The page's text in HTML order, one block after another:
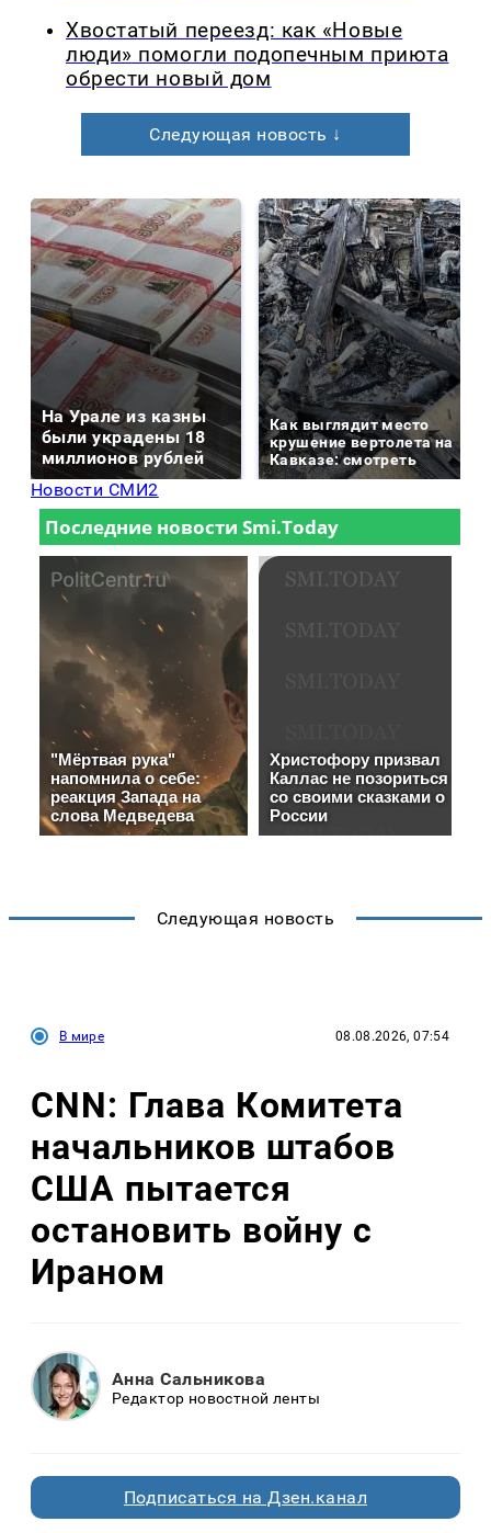
Хвостатый переезд: как «Новые
люди» помогли подопечным приюта
обрести новый дом
Следующая новость ↓
На Урале из казны
были украдены 18
миллионов рублей
Как выглядит место
крушение вертолета на
Кавказе: смотреть
Новости СМИ2
Следующая новость
В мире 08.08.2026, 07:54
CNN: Глава Комитета
начальников штабов
США пытается
остановить войну с
Ираном
Анна Сальникова
Редактор новостной ленты
Подписаться на Дзен.канал